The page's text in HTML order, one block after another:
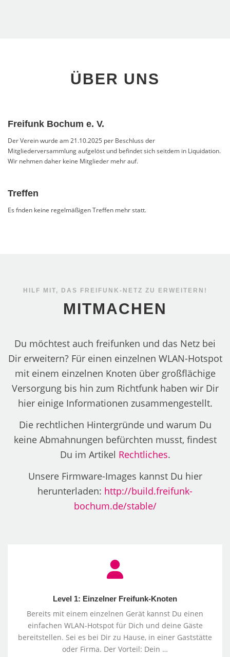
ÜBER UNS
Freifunk Bochum e. V.
Der Verein wurde am 21.10.2025 per Beschluss der
Mitgliederversammlung aufgelöst und befindet sich seitdem in Liquidation.
Wir nehmen daher keine Mitglieder mehr auf.
Treffen
Es fnden keine regelmäßigen Treffen mehr statt.
HILF MIT, DAS FREIFUNK-NETZ ZU ERWEITERN!
MITMACHEN
Du möchtest auch freifunken und das Netz bei
Dir erweitern? Für einen einzelnen WLAN-Hotspot
mit einem einzelnen Knoten über großflächige
Versorgung bis hin zum Richtfunk haben wir Dir
hier einige Informationen zusammengestellt.
Die rechtlichen Hintergründe und warum Du
keine Abmahnungen befürchten musst, findest
Du im Artikel Rechtliches.
Unsere Firmware-Images kannst Du hier
herunterladen: http://build.freifunk-
bochum.de/stable/
Level 1: Einzelner Freifunk-Knoten
Bereits mit einem einzelnen Gerät kannst Du einen
einfachen WLAN-Hotspot für Dich und deine Gäste
bereitstellen. Sei es bei Dir zu Hause, in einer Gaststätte
oder Firma. Der Vorteil: Dein …